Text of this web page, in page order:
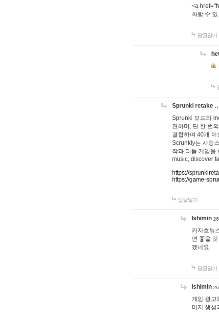
<a href="
화할 수
답글달기
Sprunki retake
Sprunki 모드와
견하며, 단 한 번
결합하여 40개
Scrunkly는 사랑
작과 리듬 게임을
music, discover
https://
https://game-
답글달기
lshimin
카자흐뉴
면 좋을
겠네요.
답글달기
lshimin
게임 광고
미지 생성